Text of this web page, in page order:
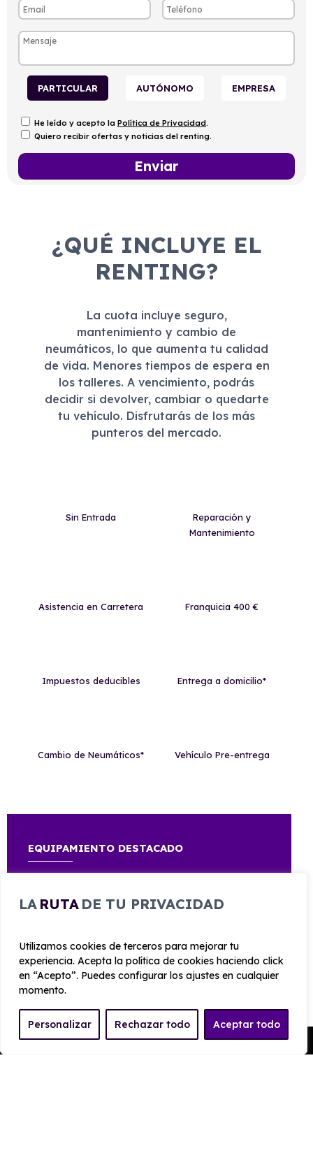
LA RUTA DE TU PRIVACIDAD
Utilizamos cookies de terceros para mejorar tu
experiencia. Acepta la política de cookies haciendo click
en “Acepto”. Puedes configurar los ajustes en cualquier
momento.
Personalizar Rechazar todo Aceptar todo
PARTICULAR AUTÓNOMO EMPRESA
He leído y acepto la Política de Privacidad.
Quiero recibir ofertas y noticias del renting.
¿QUÉ INCLUYE EL
RENTING?
La cuota incluye seguro,
mantenimiento y cambio de
neumáticos, lo que aumenta tu calidad
de vida. Menores tiempos de espera en
los talleres. A vencimiento, podrás
decidir si devolver, cambiar o quedarte
tu vehículo. Disfrutarás de los más
punteros del mercado.
Sin Entrada
Reparación y
Mantenimiento
Asistencia en Carretera Franquicia 400 €
Impuestos deducibles Entrega a domicilio*
Cambio de Neumáticos* Vehículo Pre-entrega
EQUIPAMIENTO DESTACADO
CARROCERÍA
Largo
2.240 mm
Alto
1.340 mm
Pedir Presupuesto